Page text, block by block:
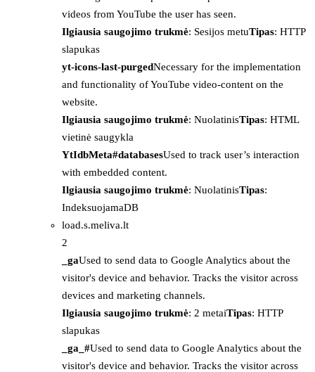
videos from YouTube the user has seen.
Ilgiausia saugojimo trukmė: Sesijos metuTipas: HTTP
slapukas
yt-icons-last-purgedNecessary for the implementation
and functionality of YouTube video-content on the
website.
Ilgiausia saugojimo trukmė: NuolatinisTipas: HTML
vietinė saugykla
YtIdbMeta#databasesUsed to track user’s interaction
with embedded content.
Ilgiausia saugojimo trukmė: NuolatinisTipas:
IndeksuojamaDB
load.s.meliva.lt
2
_gaUsed to send data to Google Analytics about the
visitor's device and behavior. Tracks the visitor across
devices and marketing channels.
Ilgiausia saugojimo trukmė: 2 metaiTipas: HTTP
slapukas
_ga_#Used to send data to Google Analytics about the
visitor's device and behavior. Tracks the visitor across